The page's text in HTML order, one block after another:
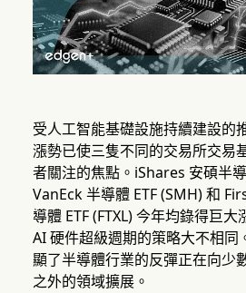
受人工智能基礎設施持續建設的
漲勢已使三隻不同的交易所交易
者關注的焦點。iShares 安碩半導
VanEck 半導體 ETF (SMH) 和
導體 ETF (FTXL) 今年均錄得巨
AI 硬件超級週期的策略大不相同
顯了半導體行業的反彈正在向少
之外的領域擴展。